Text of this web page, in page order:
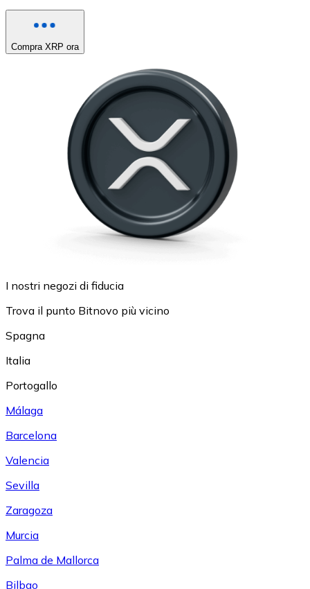
Compra XRP ora
I nostri negozi di fiducia
Trova il punto Bitnovo più vicino
Spagna
Italia
Portogallo
Málaga
Barcelona
Valencia
Sevilla
Zaragoza
Murcia
Palma de Mallorca
Bilbao